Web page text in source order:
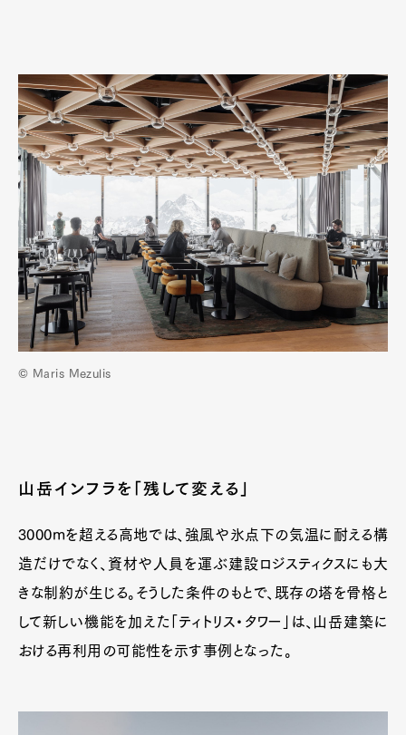
© Maris Mezulis
山岳インフラを「残して変える」
3000mを超える高地では、強風や氷点下の気温に耐える構
造だけでなく、資材や人員を運ぶ建設ロジスティクスにも大
きな制約が生じる。そうした条件のもとで、既存の塔を骨格と
して新しい機能を加えた「ティトリス・タワー」は、山岳建築に
おける再利用の可能性を示す事例となった。